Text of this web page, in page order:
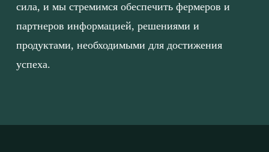
сила, и мы стремимся обеспечить фермеров и
партнеров информацией, решениями и
продуктами, необходимыми для достижения
успеха.